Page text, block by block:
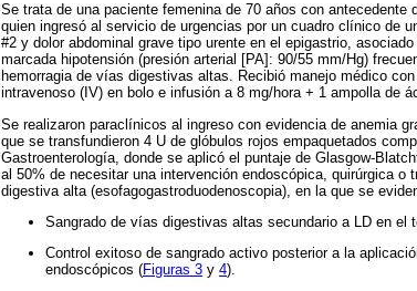
Se trata de una paciente femenina de 70 años con antecedente
quien ingresó al servicio de urgencias por un cuadro clínico de
#2 y dolor abdominal grave tipo urente en el epigastrio,
marcada hipotensión (presión arterial [PA]: 90/55 mm/Hg)
hemorragia de vías digestivas altas. Recibió manejo médico
intravenoso (IV) en bolo e infusión a 8 mg/hora + 1 ampolla de
Se realizaron paraclínicos al ingreso con evidencia de anemia
que se transfundieron 4 U de glóbulos rojos empaquetados
Gastroenterología, donde se aplicó el puntaje de Glasgow-
al 50% de necesitar una intervención endoscópica, quirúrgica o
digestiva alta (esofagogastroduodenoscopia), en la que se
Sangrado de vías digestivas altas secundario a LD en el
Control exitoso de sangrado activo posterior a la
endoscópicos (Figuras 3 y 4).